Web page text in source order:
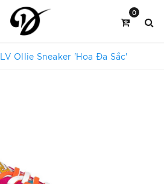
0
LV Ollie Sneaker 'Hoa Đa Sắc'